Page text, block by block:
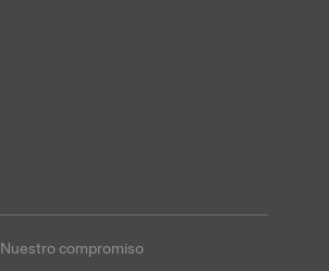
Nuestro compromiso